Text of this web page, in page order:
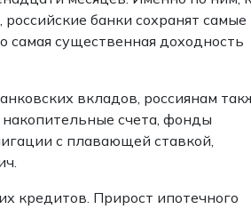
банки сохранят самые
самая существенная доходность
вкладов, россиянам
счета, фонды
с плавающей ставкой,
кредитов. Прирост ипотечного